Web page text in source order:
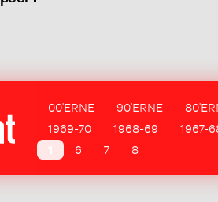
00'ERNE 90'ERNE
1969-70
1968-69 1967-
6 7 8